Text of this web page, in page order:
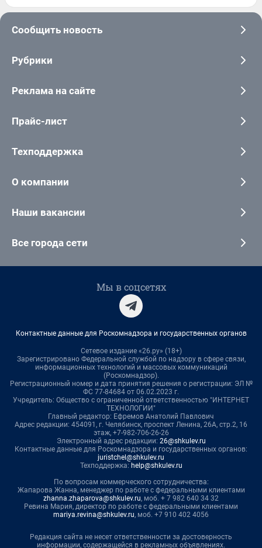
Сообщить новость
Рубрики
Реклама на сайте
Прайс-лист
Техподдержка
О компании
Наши вакансии
Все города сети
Мы в соцсетях
Контактные данные для Роскомнадзора и государственных органов
Сетевое издание «26.ру» (18+)
Зарегистрировано Федеральной службой по надзору в сфере связи,
информационных технологий и массовых коммуникаций
(Роскомнадзор).
Регистрационный номер и дата принятия решения о регистрации: ЭЛ №
ФС 77-84684 от 06.02.2023 г.
Учредитель: Общество с ограниченной ответственностью "ИНТЕРНЕТ
ТЕХНОЛОГИИ"
Главный редактор: Ефремов Анатолий Павлович
Адрес редакции: 454091, г. Челябинск, проспект Ленина, 26А, стр.2, 16
этаж, +7-982-706-26-26
Электронный адрес редакции: 26@shkulev.ru
Контактные данные для Роскомнадзора и государственных органов:
juristchel@shkulev.ru
Техподдержка: help@shkulev.ru
По вопросам коммерческого сотрудничества:
Жапарова Жанна, менеджер по работе с федеральными клиентами
zhanna.zhaparova@shkulev.ru, моб. + 7 982 640 34 32
Ревина Мария, директор по работе с федеральными клиентами
mariya.revina@shkulev.ru, моб. +7 910 402 4056
Редакция сайта не несет ответственности за достоверность
информации, содержащейся в рекламных объявлениях.